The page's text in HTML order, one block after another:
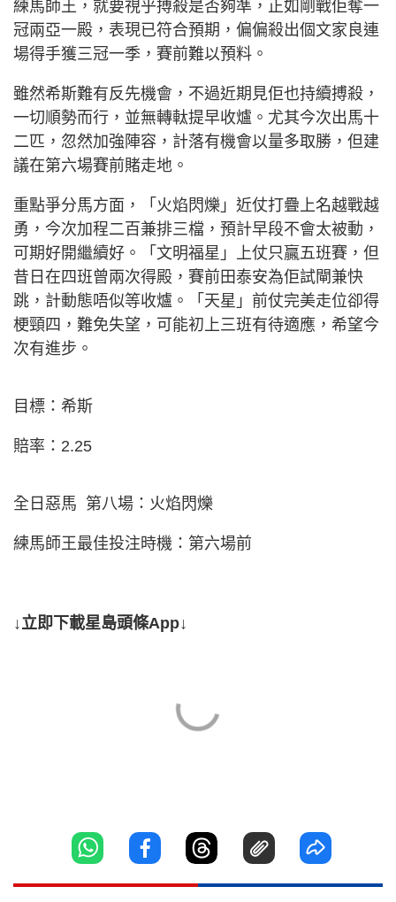
練馬師王，就要視乎搏殺是否夠準，正如剛戰佢奪一
冠兩亞一殿，表現已符合預期，偏偏殺出個文家良連
場得手獲三冠一季，賽前難以預料。
雖然希斯難有反先機會，不過近期見佢也持續搏殺，
一切順勢而行，並無轉軚提早收爐。尤其今次出馬十
二匹，忽然加強陣容，計落有機會以量多取勝，但建
議在第六場賽前賭走地。
重點爭分馬方面，「火焰閃爍」近仗打疊上名越戰越
勇，今次加程二百兼排三檔，預計早段不會太被動，
可期好開繼續好。「文明福星」上仗只贏五班賽，但
昔日在四班曾兩次得殿，賽前田泰安為佢試閘兼快
跳，計動態唔似等收爐。「天星」前仗完美走位卻得
梗頸四，難免失望，可能初上三班有待適應，希望今
次有進步。
目標：希斯
賠率：2.25
全日惡馬 第八場：火焰閃爍
練馬師王最佳投注時機：第六場前
↓立即下載星島頭條App↓